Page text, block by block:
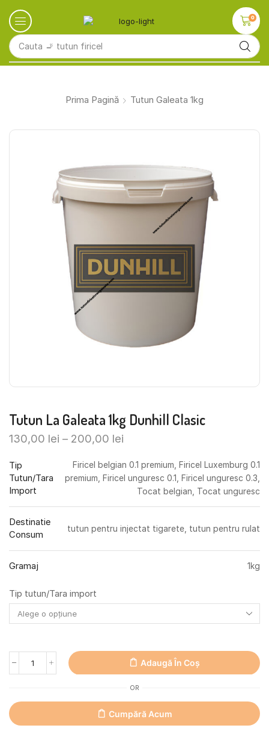
Cauta 🚬 tutun firicel
0
Prima Pagină Tutun Galeata 1kg
Tutun La Galeata 1kg Dunhill Clasic
130,00 lei – 200,00 lei
Tip
Tutun/Tara
Import
Firicel belgian 0.1 premium, Firicel Luxemburg 0.1
premium, Firicel unguresc 0.1, Firicel unguresc 0.3,
Tocat belgian, Tocat unguresc
Destinatie
Consum
tutun pentru injectat tigarete, tutun pentru rulat
Gramaj 1kg
Tip tutun/Tara import
Adaugă În Coș
OR
Cumpără Acum